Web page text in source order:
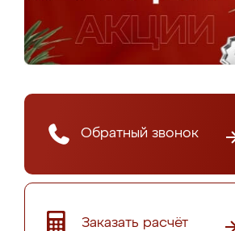
Обратный звонок
Заказать расчёт